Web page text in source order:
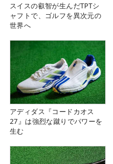
スイスの叡智が生んだTPTシ
ャフトで、ゴルフを異次元の
世界へ
アディダス『コードカオス
27』は強烈な蹴りでパワーを
生む